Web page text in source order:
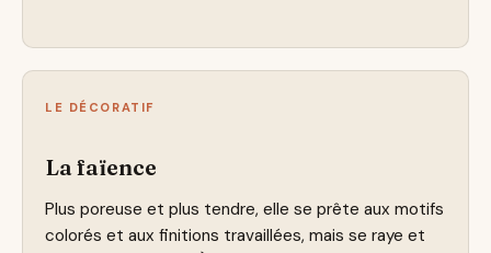
LE DÉCORATIF
La faïence
Plus poreuse et plus tendre, elle se prête aux motifs
colorés et aux finitions travaillées, mais se raye et